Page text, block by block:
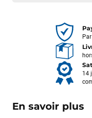
14
En savoir plus